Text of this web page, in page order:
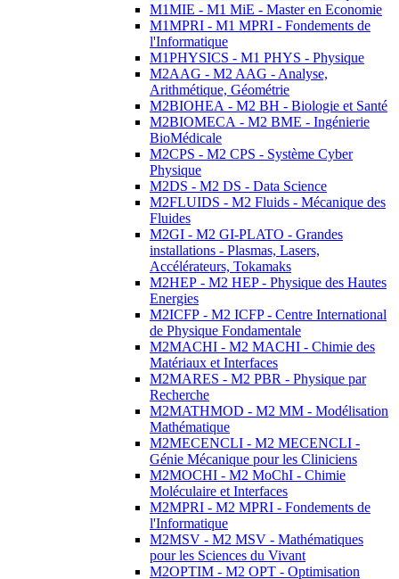
M1MIE - M1 MiE - Master en Economie
M1MPRI - M1 MPRI - Fondements de
l'Informatique
M1PHYSICS - M1 PHYS - Physique
M2AAG - M2 AAG - Analyse,
Arithmétique, Géométrie
M2BIOHEA - M2 BH - Biologie et Santé
M2BIOMECA - M2 BME - Ingénierie
BioMédicale
M2CPS - M2 CPS - Système Cyber
Physique
M2DS - M2 DS - Data Science
M2FLUIDS - M2 Fluids - Mécanique des
Fluides
M2GI - M2 GI-PLATO - Grandes
installations - Plasmas, Lasers,
Accélérateurs, Tokamaks
M2HEP - M2 HEP - Physique des Hautes
Energies
M2ICFP - M2 ICFP - Centre International
de Physique Fondamentale
M2MACHI - M2 MACHI - Chimie des
Matériaux et Interfaces
M2MARES - M2 PBR - Physique par
Recherche
M2MATHMOD - M2 MM - Modélisation
Mathématique
M2MECENCLI - M2 MECENCLI -
Génie Mécanique pour les Cliniciens
M2MOCHI - M2 MoChI - Chimie
Moléculaire et Interfaces
M2MPRI - M2 MPRI - Fondements de
l'Informatique
M2MSV - M2 MSV - Mathématiques
pour les Sciences du Vivant
M2OPTIM - M2 OPT - Optimisation